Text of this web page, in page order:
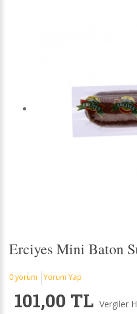
Erciyes Mini Baton
0 yorum Yorum Yap
101,00 TL Vergiler